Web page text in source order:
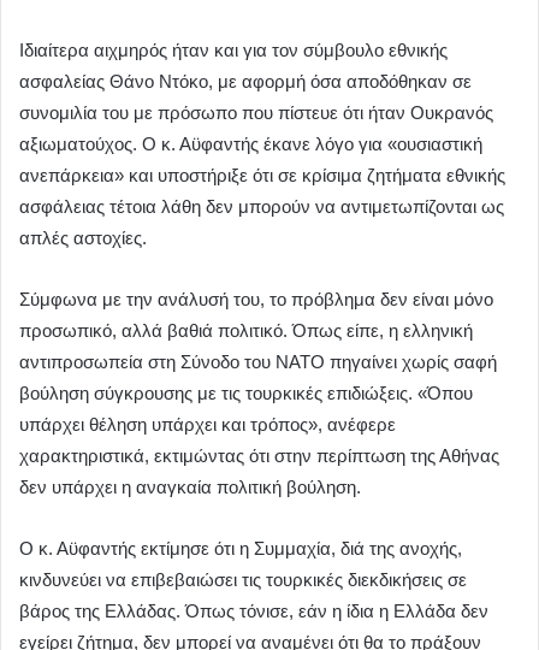
Ιδιαίτερα αιχμηρός ήταν και για τον σύμβουλο εθνικής
ασφαλείας Θάνο Ντόκο, με αφορμή όσα αποδόθηκαν σε
συνομιλία του με πρόσωπο που πίστευε ότι ήταν Ουκρανός
αξιωματούχος. Ο κ. Αϋφαντής έκανε λόγο για «ουσιαστική
ανεπάρκεια» και υποστήριξε ότι σε κρίσιμα ζητήματα εθνικής
ασφάλειας τέτοια λάθη δεν μπορούν να αντιμετωπίζονται ως
απλές αστοχίες.
Σύμφωνα με την ανάλυσή του, το πρόβλημα δεν είναι μόνο
προσωπικό, αλλά βαθιά πολιτικό. Όπως είπε, η ελληνική
αντιπροσωπεία στη Σύνοδο του ΝΑΤΟ πηγαίνει χωρίς σαφή
βούληση σύγκρουσης με τις τουρκικές επιδιώξεις. «Όπου
υπάρχει θέληση υπάρχει και τρόπος», ανέφερε
χαρακτηριστικά, εκτιμώντας ότι στην περίπτωση της Αθήνας
δεν υπάρχει η αναγκαία πολιτική βούληση.
Ο κ. Αϋφαντής εκτίμησε ότι η Συμμαχία, διά της ανοχής,
κινδυνεύει να επιβεβαιώσει τις τουρκικές διεκδικήσεις σε
βάρος της Ελλάδας. Όπως τόνισε, εάν η ίδια η Ελλάδα δεν
εγείρει ζήτημα, δεν μπορεί να αναμένει ότι θα το πράξουν